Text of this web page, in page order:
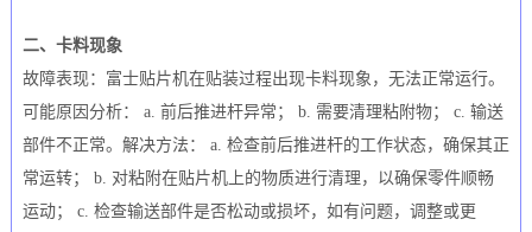
二、卡料现象
故障表现：富士贴片机在贴装过程出现卡料现象，无法正常运行。
可能原因分析： a. 前后推进杆异常； b. 需要清理粘附物； c. 输送
部件不正常。解决方法： a. 检查前后推进杆的工作状态，确保其正
常运转； b. 对粘附在贴片机上的物质进行清理，以确保零件顺畅
运动； c. 检查输送部件是否松动或损坏，如有问题，调整或更